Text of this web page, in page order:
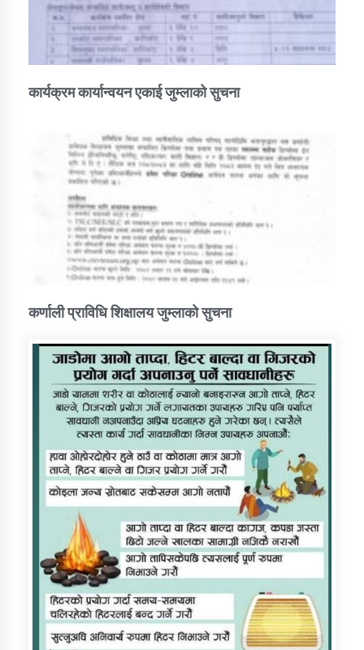
कार्यक्रम कार्यान्वयन एकाई जुम्लाको सुचना
कर्णाली प्राविधि शिक्षालय जुम्लाको सुचना